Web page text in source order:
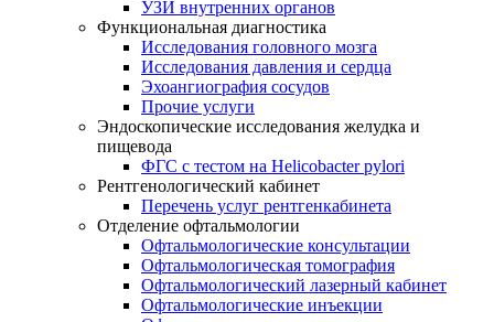
УЗИ внутренних органов
Функциональная диагностика
Исследования головного мозга
Исследования давления и сердца
Эхоангиография сосудов
Прочие услуги
Эндоскопические исследования желудка и
пищевода
ФГС c тестом на Helicobacter pylori
Рентгенологический кабинет
Перечень услуг рентгенкабинета
Отделение офтальмологии
Офтальмологические консультации
Офтальмологическая томография
Офтальмологический лазерный кабинет
Офтальмологические инъекции